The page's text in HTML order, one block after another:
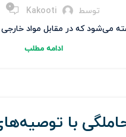
توسط Kakooti
0
که در مقابل مواد خارجی
ادامه مطلب
حاملگی با